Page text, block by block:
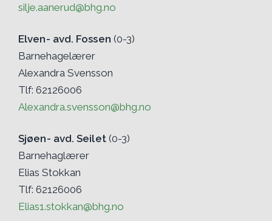
silje.aanerud@bhg.no
Elven- avd. Fossen (0-3)
Barnehagelærer
Alexandra Svensson
Tlf: 62126006
Alexandra.svensson@bhg.no
Sjøen- avd. Seilet(0-3)
Barnehaglærer
Elias Stokkan
Tlf: 62126006
Elias1.stokkan@bhg.no